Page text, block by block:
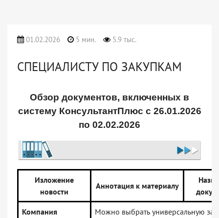
01.02.2026 5 мин. 5.9 тыс.
СПЕЦИАЛИСТУ ПО ЗАКУПКАМ
Обзор документов, включенных в
систему КонсультантПлюс с 26.01.2026
по 02.02.2026
Изложение
новости
Аннотация к материалу
Компания
Можно выбрать универсальную